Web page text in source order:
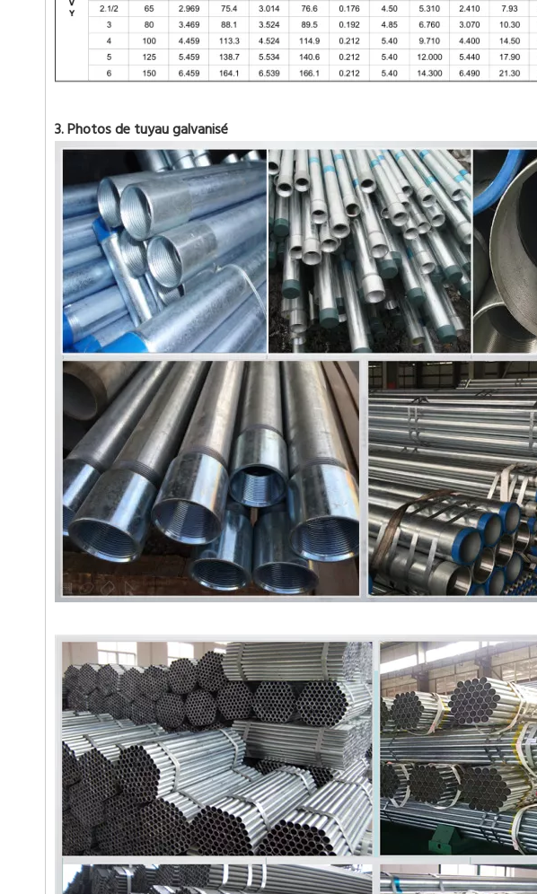
3. Photos de tuyau galvanisé